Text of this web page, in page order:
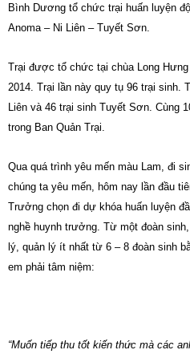
Bình Dương tổ chức trại huấn luyện
Anoma – Ni Liên – Tuyết Sơn.
Trại được tổ chức tại chùa Long
2014. Trại lần này quy tụ 96 trại sinh.
Liên và 46 trại sinh Tuyết Sơn. Cùng
trong Ban Quản Trại.
Qua quá trình yêu mến màu Lam, đi
chúng ta yêu mến, hôm nay lần đầu
Trưởng chọn đi dự khóa huấn luyện
nghề huynh trưởng. Từ một đoàn
lý, quản lý ít nhất từ 6 – 8 đoàn sinh
em phải tâm niệm:
“Muốn tiếp thu tốt kiến thức mà các